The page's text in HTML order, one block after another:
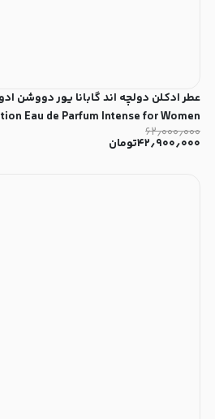
Eau de Parfum Intense for Women
۶۲٫۰۰۰٫۰۰۰
۴۲٫۹۰۰٫۰۰۰تومان